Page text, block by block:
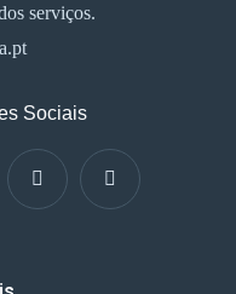
serviços.
Sociais